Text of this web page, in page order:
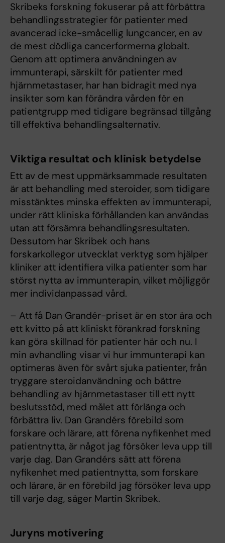
Skribeks forskning fokuserar på att förbättra
behandlingsstrategier för patienter med
avancerad icke-småcellig lungcancer, en av
de mest dödliga cancerformerna globalt.
Genom att optimera användningen av
immunterapi, särskilt för patienter med
hjärnmetastaser, har han bidragit med nya
insikter som kan förändra vården för en
patientgrupp med tidigare begränsad tillgång
till effektiva behandlingsalternativ.
Viktiga resultat och klinisk betydelse
Ett av de mest uppmärksammade resultaten
är att behandling med steroider, som tidigare
misstänktes minska effekten av immunterapi,
under rätt kliniska förhållanden kan användas
utan att försämra behandlingsresultaten.
Dessutom har Skribek och hans
forskarkollegor utvecklat verktyg som hjälper
kliniker att identifiera vilka patienter som har
störst nytta av immunterapin, vilket möjliggör
mer individanpassad vård.
– Att få Dan Grandér-priset är en stor ära och
ett kvitto på att kliniskt förankrad forskning
kan göra skillnad för patienter här och nu. I
min avhandling visar vi hur immunterapi kan
optimeras även för svårt sjuka patienter, från
tryggare steroidanvändning och bättre
behandling av hjärnmetastaser till ett nytt
beslutsstöd, med målet att förlänga och
förbättra liv. Dan Grandérs förebild som
forskare och lärare, att förena nyfikenhet med
patientnytta, är något jag försöker leva upp till
varje dag. Dan Grandérs sätt att förena
nyfikenhet med patientnytta, som forskare
och lärare, är en förebild jag försöker leva upp
till varje dag, säger Martin Skribek.
Juryns motivering